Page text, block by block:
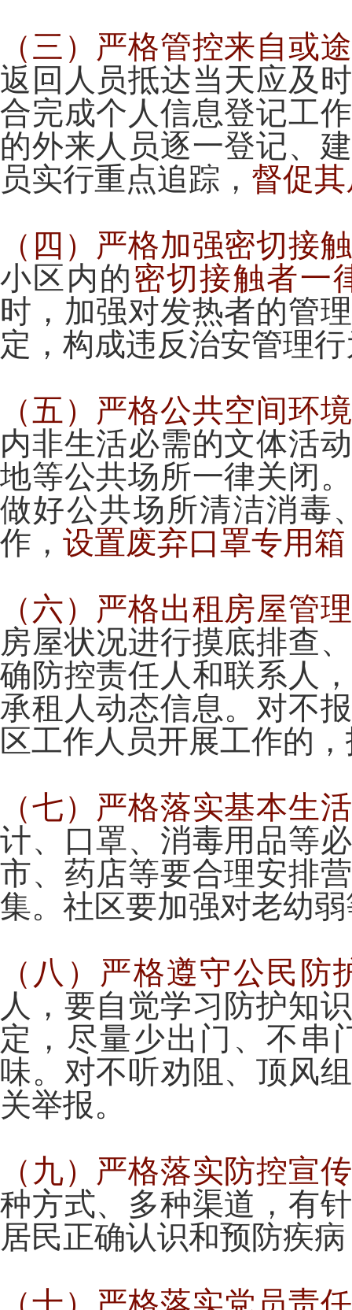
（三）严格管控来自或
返回人员抵达当天应及
合完成个人信息登记工
的外来人员逐一登记、
员实行重点追踪， 督促
（四）严格加强密切接
小区内的密切接触者一
时，加强对发热者的管
定，构成违反治安管理
（五）严格公共空间环
内非生活必需的文体活
地等公共场所一律关闭
做好公共场所清洁消毒
作， 设置废弃口罩专用
（六）严格出租房屋管
房屋状况进行摸底排查
确防控责任人和联系人
承租人动态信息。对不
区工作人员开展工作的
（七）严格落实基本生
计、口罩、消毒用品等
市、药店等要合理安排
集。社区要加强对老幼
（八）严格遵守公民防
人，要自觉学习防护知
定，尽量少出门、不串
味。对不听劝阻、顶风
关举报。
（九）严格落实防控宣
种方式、多种渠道，有
居民正确认识和预防疾